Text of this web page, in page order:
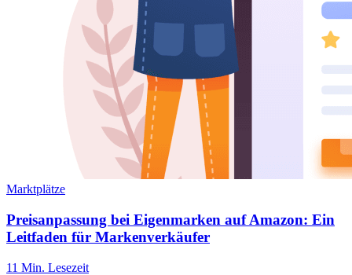
Marktplätze
Preisanpassung bei Eigenmarken auf Amazon: Ein
Leitfaden für Markenverkäufer
11 Min. Lesezeit